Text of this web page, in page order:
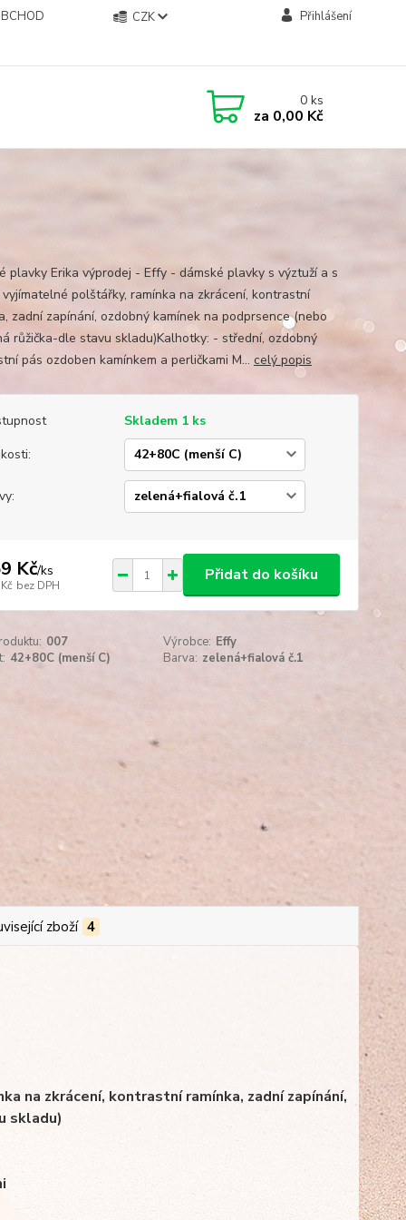
CZK Přihlášení
0ks
za 0,00 Kč
plavky Erika výprodej - Effy - dámské plavky s výztuží a s
polštářky, ramínka na zkrácení, kontrastní
zadní zapínání, ozdobný kamínek na podprsence (nebo
růžička-dle stavu skladu)Kalhotky: - střední, ozdobný
pás ozdoben kamínkem a perličkami M... celý popis
Skladem 1 ks
Kč/ks
bez DPH
Přidat do košíku
007 Výrobce: Effy
42+80C (menší C) Barva: zelená+fialová č.1
zboží 4
na zkrácení, kontrastní ramínka, zadní zapínání,
skladu)